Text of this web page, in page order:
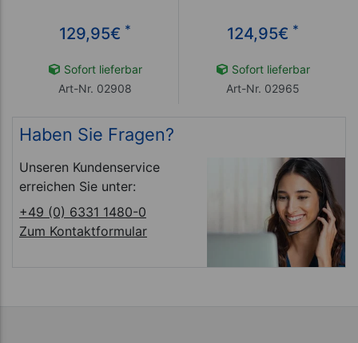
129,95€ *
Sofort lieferbar
Art-Nr. 02908
124,95€ *
Sofort lieferbar
Art-Nr. 02965
Haben Sie Fragen?
Unseren Kundenservice
erreichen Sie unter:
+49 (0) 6331 1480-0
Zum Kontaktformular